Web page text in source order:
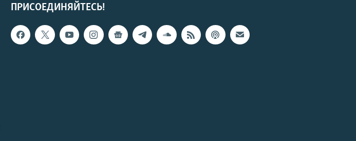
ПРИСОЕДИНЯЙТЕСЬ!